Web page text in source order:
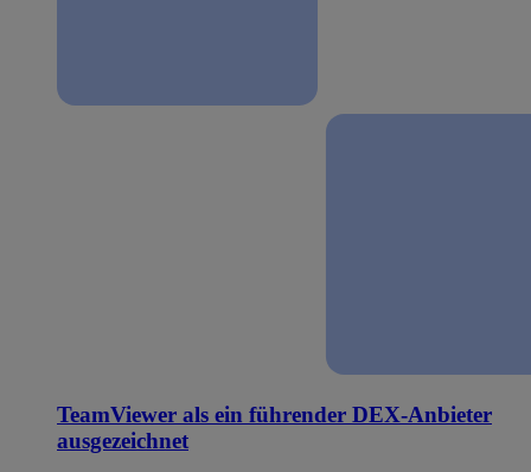
TeamViewer als ein führender DEX-Anbieter
ausgezeichnet